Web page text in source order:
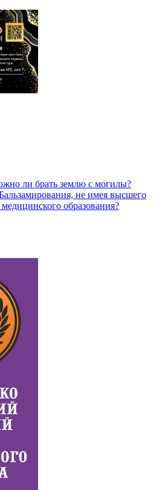
ли брать землю с могилы?
не имея высшего
образования?